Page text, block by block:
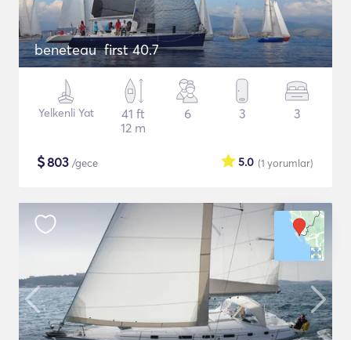
beneteau first 40.7
Yelkenli Yat
41 ft
12 m
6 3 3
$803 /gece (1 yorumlar)
5.0